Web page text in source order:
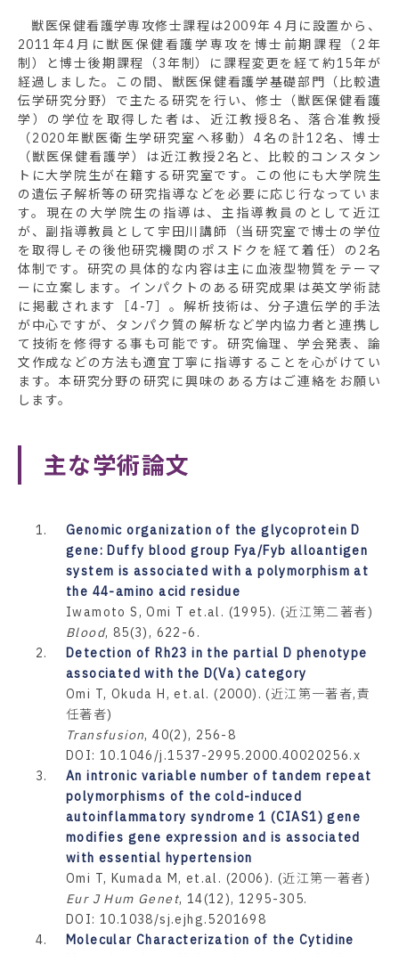
獣医保健看護学専攻修士課程は2009年４月に設置から、
2011年4月に獣医保健看護学専攻を博士前期課程（2年
制）と博士後期課程（3年制）に課程変更を経て約15年が
経過しました。この間、獣医保健看護学基礎部門（比較遺
伝学研究分野）で主たる研究を行い、修士（獣医保健看護
学）の学位を取得した者は、近江教授8名、落合准教授
（2020年獣医衛生学研究室へ移動）4名の計12名、博士
（獣医保健看護学）は近江教授2名と、比較的コンスタン
トに大学院生が在籍する研究室です。この他にも大学院生
の遺伝子解析等の研究指導などを必要に応じ行なっていま
す。現在の大学院生の指導は、主指導教員のとして近江
が、副指導教員として宇田川講師（当研究室で博士の学位
を取得しその後他研究機関のポスドクを経て着任）の2名
体制です。研究の具体的な内容は主に血液型物質をテーマ
ーに立案します。インパクトのある研究成果は英文学術誌
に掲載されます［4-7］。解析技術は、分子遺伝学的手法
が中心ですが、タンパク質の解析など学内協力者と連携し
て技術を修得する事も可能です。研究倫理、学会発表、論
文作成などの方法も適宜丁寧に指導することを心がけてい
ます。本研究分野の研究に興味のある方はご連絡をお願い
します。
主な学術論文
1.
Genomic organization of the glycoprotein D
gene: Duffy blood group Fya/Fyb alloantigen
system is associated with a polymorphism at
the 44-amino acid residue
Iwamoto S, Omi T et.al. (1995). (近江第二著者)
Blood, 85(3), 622-6.
2.
Detection of Rh23 in the partial D phenotype
associated with the D(Va) category
Omi T, Okuda H, et.al. (2000). (近江第一著者,責
任著者)
Transfusion, 40(2), 256-8
DOI: 10.1046/j.1537-2995.2000.40020256.x
3.
An intronic variable number of tandem repeat
polymorphisms of the cold-induced
autoinflammatory syndrome 1 (CIAS1) gene
modifies gene expression and is associated
with essential hypertension
Omi T, Kumada M, et.al. (2006). (近江第一著者)
Eur J Hum Genet, 14(12), 1295-305.
DOI: 10.1038/sj.ejhg.5201698
4.
Molecular Characterization of the Cytidine